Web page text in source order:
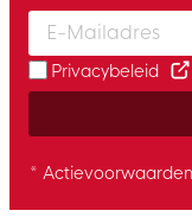
Enter your email
Privacybeleid
* Actievoorwaarden